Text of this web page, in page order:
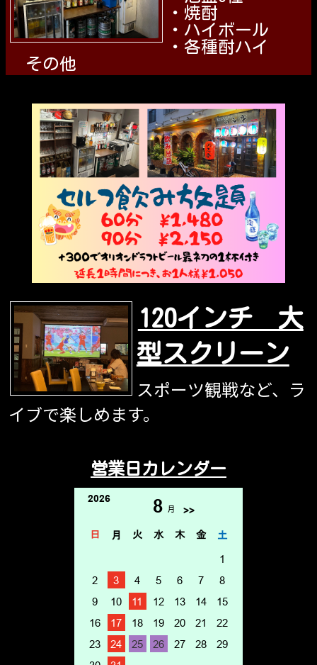
・焼酎
・ハイボール
・各種酎ハイ
その他
120インチ 大
型スクリーン
スポーツ観戦など、ラ
イブで楽しめます。
営業日カレンダー